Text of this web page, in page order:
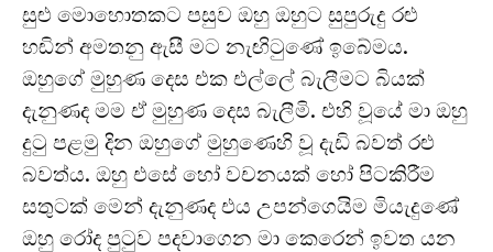
සුළු මොහොතකට පසුව ඔහු ඔහුට සුපුරුදු රළු
හඬින් අමතනු ඇසී මට නැඟිටුණේ ඉබේමය.
ඔහුගේ මුහුණ දෙස එක එල්ලේ බැලීමට බියක්
දැනුණද මම ඒ මුහුණ දෙස බැලීමි. එහි වූයේ මා ඔහු
දුටු පළමු දින ඔහුගේ මුහුණෙහි වූ දැඩි බවත් රළු
බවත්ය. ඔහු එසේ හෝ වචනයක් හෝ පිටකිරීම
සතුටක් මෙන් දැනුණද එය උපන්ගෙයිම මියැදුණේ
ඔහු රෝද පුටුව පදවාගෙන මා කෙරෙන් ඉවත යන